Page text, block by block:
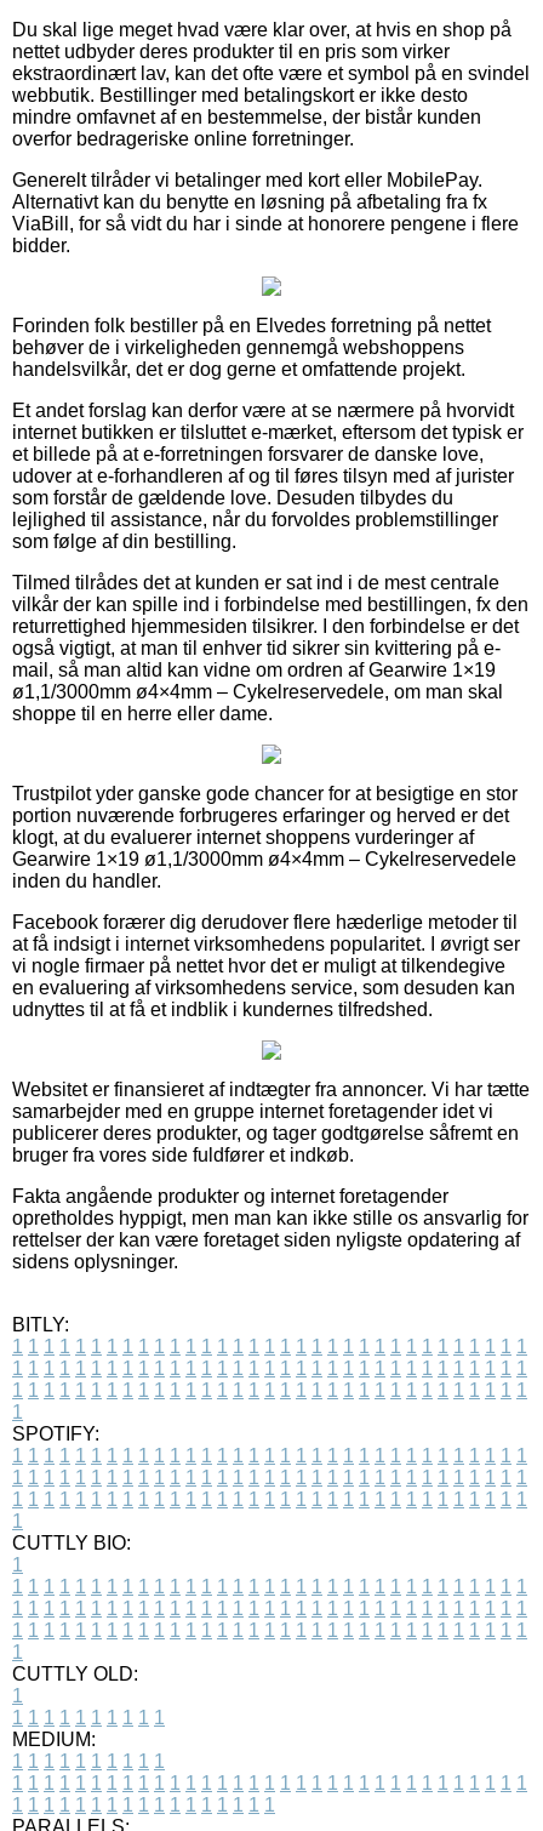
Du skal lige meget hvad være klar over, at hvis en shop på
nettet udbyder deres produkter til en pris som virker
ekstraordinært lav, kan det ofte være et symbol på en svindel
webbutik. Bestillinger med betalingskort er ikke desto
mindre omfavnet af en bestemmelse, der bistår kunden
overfor bedrageriske online forretninger.
Generelt tilråder vi betalinger med kort eller MobilePay.
Alternativt kan du benytte en løsning på afbetaling fra fx
ViaBill, for så vidt du har i sinde at honorere pengene i flere
bidder.
Forinden folk bestiller på en Elvedes forretning på nettet
behøver de i virkeligheden gennemgå webshoppens
handelsvilkår, det er dog gerne et omfattende projekt.
Et andet forslag kan derfor være at se nærmere på hvorvidt
internet butikken er tilsluttet e-mærket, eftersom det typisk er
et billede på at e-forretningen forsvarer de danske love,
udover at e-forhandleren af og til føres tilsyn med af jurister
som forstår de gældende love. Desuden tilbydes du
lejlighed til assistance, når du forvoldes problemstillinger
som følge af din bestilling.
Tilmed tilrådes det at kunden er sat ind i de mest centrale
vilkår der kan spille ind i forbindelse med bestillingen, fx den
returrettighed hjemmesiden tilsikrer. I den forbindelse er det
også vigtigt, at man til enhver tid sikrer sin kvittering på e-
mail, så man altid kan vidne om ordren af Gearwire 1×19
ø1,1/3000mm ø4×4mm – Cykelreservedele, om man skal
shoppe til en herre eller dame.
Trustpilot yder ganske gode chancer for at besigtige en stor
portion nuværende forbrugeres erfaringer og herved er det
klogt, at du evaluerer internet shoppens vurderinger af
Gearwire 1×19 ø1,1/3000mm ø4×4mm – Cykelreservedele
inden du handler.
Facebook forærer dig derudover flere hæderlige metoder til
at få indsigt i internet virksomhedens popularitet. I øvrigt ser
vi nogle firmaer på nettet hvor det er muligt at tilkendegive
en evaluering af virksomhedens service, som desuden kan
udnyttes til at få et indblik i kundernes tilfredshed.
Websitet er finansieret af indtægter fra annoncer. Vi har tætte
samarbejder med en gruppe internet foretagender idet vi
publicerer deres produkter, og tager godtgørelse såfremt en
bruger fra vores side fuldfører et indkøb.
Fakta angående produkter og internet foretagender
opretholdes hyppigt, men man kan ikke stille os ansvarlig for
rettelser der kan være foretaget siden nyligste opdatering af
sidens oplysninger.
BITLY:
1 1 1 1 1 1 1 1 1 1 1 1 1 1 1 1 1 1 1 1 1 1 1 1 1 1 1 1 1 1 1 1 1
1 1 1 1 1 1 1 1 1 1 1 1 1 1 1 1 1 1 1 1 1 1 1 1 1 1 1 1 1 1 1 1 1
1 1 1 1 1 1 1 1 1 1 1 1 1 1 1 1 1 1 1 1 1 1 1 1 1 1 1 1 1 1 1 1 1
1
SPOTIFY:
1 1 1 1 1 1 1 1 1 1 1 1 1 1 1 1 1 1 1 1 1 1 1 1 1 1 1 1 1 1 1 1 1
1 1 1 1 1 1 1 1 1 1 1 1 1 1 1 1 1 1 1 1 1 1 1 1 1 1 1 1 1 1 1 1 1
1 1 1 1 1 1 1 1 1 1 1 1 1 1 1 1 1 1 1 1 1 1 1 1 1 1 1 1 1 1 1 1 1
1
CUTTLY BIO:
1
1 1 1 1 1 1 1 1 1 1 1 1 1 1 1 1 1 1 1 1 1 1 1 1 1 1 1 1 1 1 1 1 1
1 1 1 1 1 1 1 1 1 1 1 1 1 1 1 1 1 1 1 1 1 1 1 1 1 1 1 1 1 1 1 1 1
1 1 1 1 1 1 1 1 1 1 1 1 1 1 1 1 1 1 1 1 1 1 1 1 1 1 1 1 1 1 1 1 1
1
CUTTLY OLD:
1
1 1 1 1 1 1 1 1 1 1
MEDIUM:
1 1 1 1 1 1 1 1 1 1
1 1 1 1 1 1 1 1 1 1 1 1 1 1 1 1 1 1 1 1 1 1 1 1 1 1 1 1 1 1 1 1 1
1 1 1 1 1 1 1 1 1 1 1 1 1 1 1 1 1
PARALLELS: